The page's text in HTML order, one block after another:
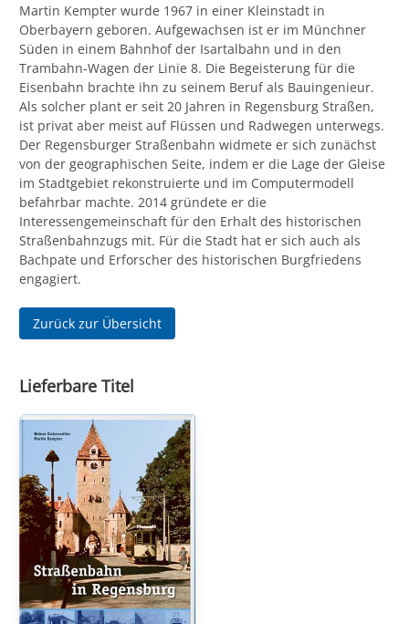
Martin Kempter wurde 1967 in einer Kleinstadt in
Oberbayern geboren. Aufgewachsen ist er im Münchner
Süden in einem Bahnhof der Isartalbahn und in den
Trambahn-Wagen der Linie 8. Die Begeisterung für die
Eisenbahn brachte ihn zu seinem Beruf als Bauingenieur.
Als solcher plant er seit 20 Jahren in Regensburg Straßen,
ist privat aber meist auf Flüssen und Radwegen unterwegs.
Der Regensburger Straßenbahn widmete er sich zunächst
von der geographischen Seite, indem er die Lage der Gleise
im Stadtgebiet rekonstruierte und im Computermodell
befahrbar machte. 2014 gründete er die
Interessengemeinschaft für den Erhalt des historischen
Straßenbahnzugs mit. Für die Stadt hat er sich auch als
Bachpate und Erforscher des historischen Burgfriedens
engagiert.
Zurück zur Übersicht
Lieferbare Titel